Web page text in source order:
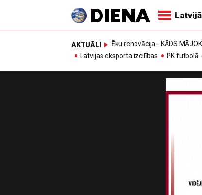
Latvijā
AKTUĀLI Ēku renovācija - KĀDS
Latvijas eksporta izcilības
PK futbolā